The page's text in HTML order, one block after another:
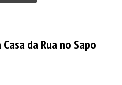
da Rua no Sapo